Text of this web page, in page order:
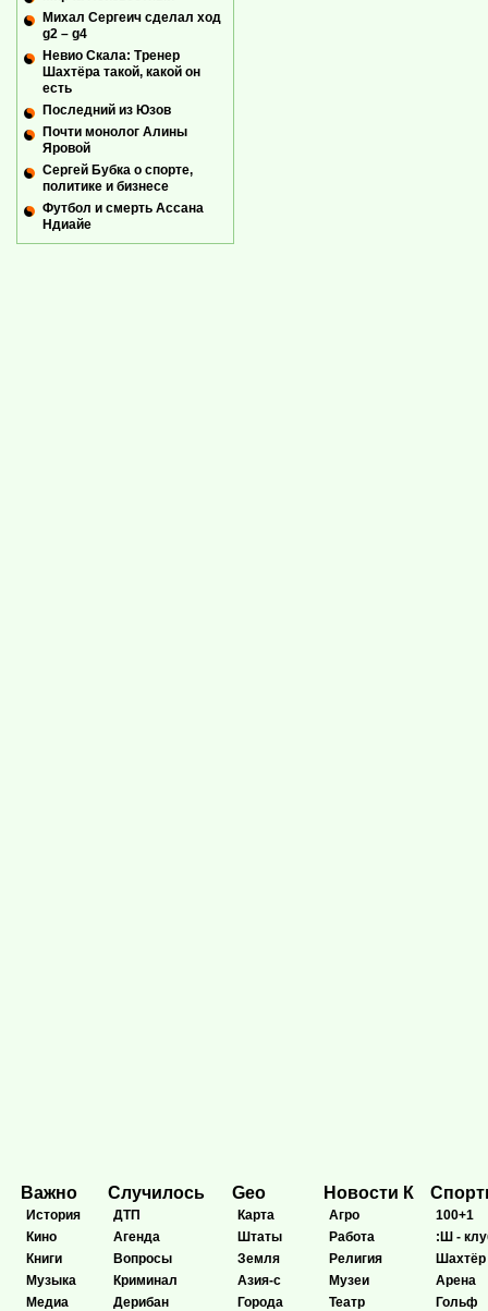
Михал Сергеич сделал ход
g2 – g4
Невио Скала: Тренер
Шахтёра такой, какой он
есть
Последний из Юзов
Почти монолог Алины
Яровой
Сергей Бубка о спорте,
политике и бизнесе
Футбол и смерть Ассана
Ндиайе
Важно
История
Кино
Книги
Музыка
Медиа
Случилось
ДТП
Агенда
Вопросы
Криминал
Дерибан
Geo
Карта
Штаты
Земля
Азия-с
Города
Новости К
Агро
Работа
Религия
Музеи
Театр
100+1
:Ш -
Шахтёр
Арена
Гольф